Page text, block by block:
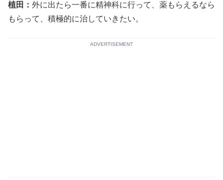
植田： 外に出たら一番に精神科に行って、薬もらえるなら
もらって、積極的に治していきたい。
ADVERTISEMENT